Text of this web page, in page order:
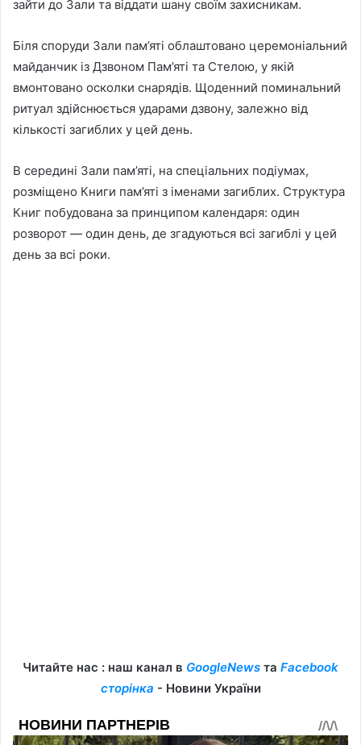
зайти до Зали та віддати шану своїм захисникам.
Біля споруди Зали пам’яті облаштовано церемоніальний
майданчик із Дзвоном Пам’яті та Стелою, у якій
вмонтовано осколки снарядів. Щоденний поминальний
ритуал здійснюється ударами дзвону, залежно від
кількості загиблих у цей день.
В середині Зали пам’яті, на спеціальних подіумах,
розміщено Книги пам’яті з іменами загиблих. Структура
Книг побудована за принципом календаря: один
розворот — один день, де згадуються всі загиблі у цей
день за всі роки.
Читайте нас : наш канал в GoogleNews та Facebook
сторінка - Новини України